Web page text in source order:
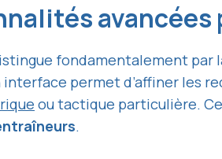
avancées
fondamentalement par
interface permet d’affiner les
ou tactique particulière.
.